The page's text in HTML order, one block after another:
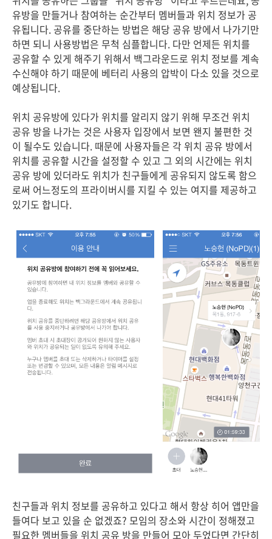
유방을 만들거나 참여하는 순간부터 멤버들과 위치 정보가 공
유됩니다. 공유를 중단하는 방법은 해당 공유 방에서 나가기만
하면 되니 사용방법은 무척 심플합니다. 다만 언제든 위치를
공유할 수 있게 해주기 위해서 백그라운드로 위치 정보를 계속
수신해야 하기 때문에 베터리 사용의 압박이 다소 있을 것으로
예상됩니다.
위치 공유방에 있다가 위치를 알리지 않기 위해 무조건 위치
공유 방을 나가는 것은 사용자 입장에서 보면 왠지 불편한 것
이 될수도 있습니다. 때문에 사용자들은 각 위치 공유 방에서
위치를 공유할 시간을 설정할 수 있고 그 외의 시간에는 위치
공유 방에 있더라도 위치가 친구들에게 공유되지 않도록 함으
로써 어느정도의 프라이버시를 지킬 수 있는 여지를 제공하고
있기도 합니다.
친구들과 위치 정보를 공유하고 있다고 해서 항상 히어 앱만을
들여다 보고 있을 순 없겠죠? 모임의 장소와 시간이 정해졌고
필요한 멤버들을 위치 공유 방을 만들어 모아 두었다면 간단히